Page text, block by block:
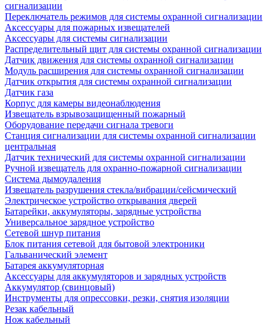
сигнализации
Переключатель режимов для системы охранной сигнализации
Аксессуары для пожарных извещателей
Аксессуары для системы сигнализации
Распределительный щит для системы охранной сигнализации
Датчик движения для системы охранной сигнализации
Модуль расширения для системы охранной сигнализации
Датчик открытия для системы охранной сигнализации
Датчик газа
Корпус для камеры видеонаблюдения
Извещатель взрывозащищенный пожарный
Оборудование передачи сигнала тревоги
Станция сигнализации для системы охранной сигнализации
центральная
Датчик технический для системы охранной сигнализации
Ручной извещатель для охранно-пожарной сигнализации
Система дымоудаления
Извещатель разрушения стекла/вибрации/сейсмический
Электрическое устройство открывания дверей
Батарейки, аккумуляторы, зарядные устройства
Универсальное зарядное устройство
Сетевой шнур питания
Блок питания сетевой для бытовой электроники
Гальванический элемент
Батарея аккумуляторная
Аксессуары для аккумуляторов и зарядных устройств
Аккумулятор (свинцовый)
Инструменты для опрессовки, резки, снятия изоляции
Резак кабельный
Нож кабельный